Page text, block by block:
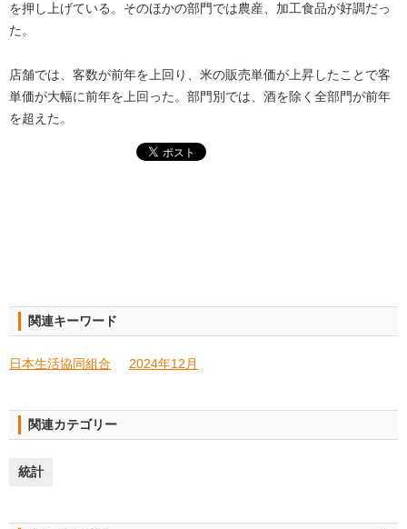
を押し上げている。そのほかの部門では農産、加工食品が好調だっ
た。
店舗では、客数が前年を上回り、米の販売単価が上昇したことで客
単価が大幅に前年を上回った。部門別では、酒を除く全部門が前年
を超えた。
関連キーワード
日本生活協同組合 2024年12月
関連カテゴリー
統計